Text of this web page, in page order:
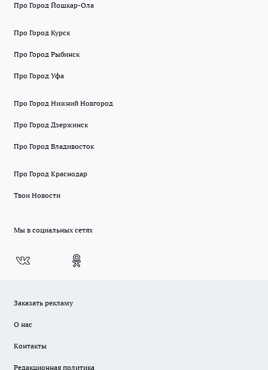
Про Город Йошкар-Ола
Про Город Курск
Про Город Рыбинск
Про Город Уфа
Про Город Нижний Новгород
Про Город Дзержинск
Про Город Владивосток
Про Город Краснодар
Твои Новости
Мы в социальных сетях
Заказать рекламу
О нас
Контакты
Редакционная политика